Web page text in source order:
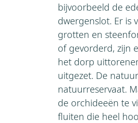
bijvoorbeeld de
dwergenslot. Er is
grotten en
of gevorderd, zijn
het dorp
uitgezet. De
natuurreservaat.
de orchideeën te
fluiten die heel